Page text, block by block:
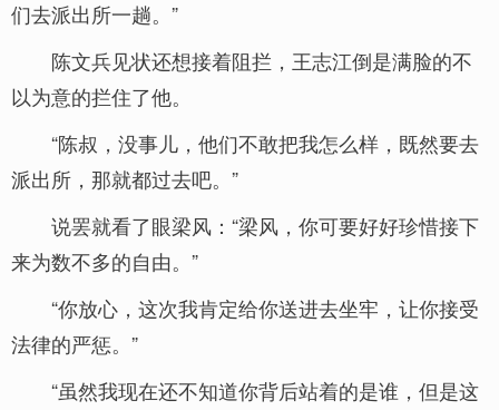
们去派出所一趟。”
陈文兵见状还想接着阻拦，王志江倒是满脸的不
以为意的拦住了他。
“陈叔，没事儿，他们不敢把我怎么样，既然要去
派出所，那就都过去吧。”
说罢就看了眼梁风：“梁风，你可要好好珍惜接下
来为数不多的自由。”
“你放心，这次我肯定给你送进去坐牢，让你接受
法律的严惩。”
“虽然我现在还不知道你背后站着的是谁，但是这